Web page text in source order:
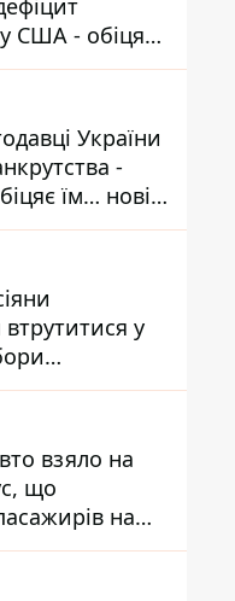
США - обіцяє
всіх
України
-
їм… нові
у
ботам
взяло на
що
на
в